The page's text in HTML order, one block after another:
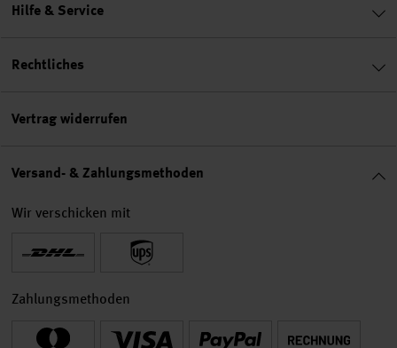
Hilfe & Service
Rechtliches
Vertrag widerrufen
Versand- & Zahlungsmethoden
Wir verschicken mit
Zahlungsmethoden